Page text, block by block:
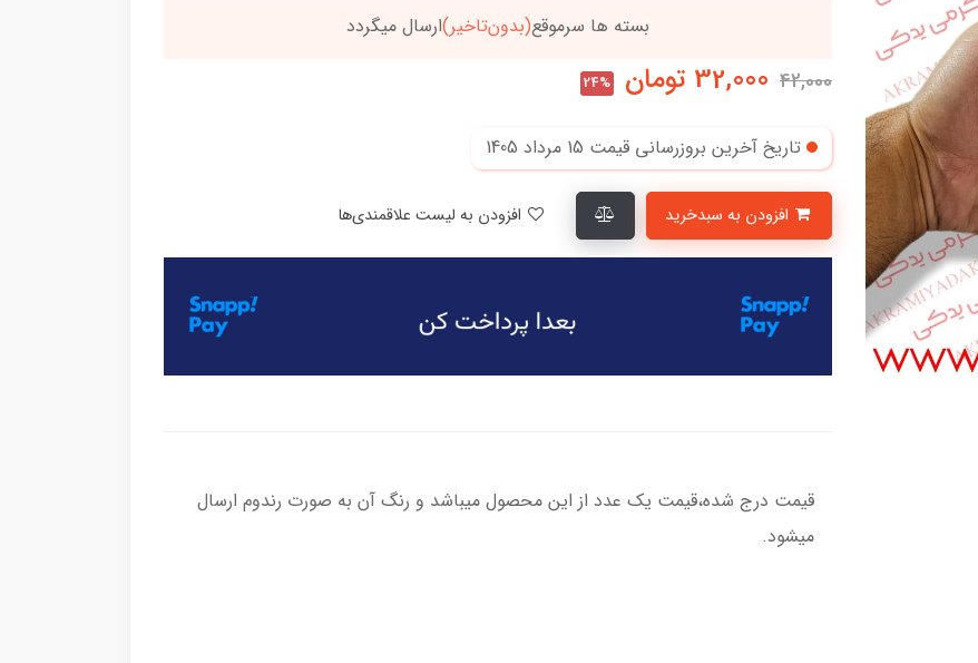
بسته ها سرموقع(بدون‌تاخیر)ارسال میگردد
42,000
32,000 تومان 24%
تاریخ آخرین بروزرسانی قیمت 15 مرداد 1405
قیمت درج شده،قیمت یک عدد از این محصول میباشد و رنگ آن به صورت رندوم ارسال
میشود.